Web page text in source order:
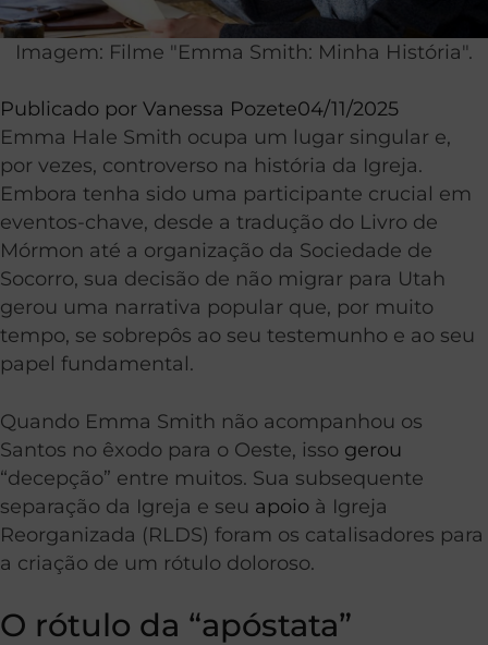
Imagem: Filme "Emma Smith: Minha História".
Publicado por Vanessa Pozete04/11/2025
Emma Hale Smith ocupa um lugar singular e,
por vezes, controverso na história da Igreja.
Embora tenha sido uma participante crucial em
eventos-chave, desde a tradução do Livro de
Mórmon até a organização da Sociedade de
Socorro, sua decisão de não migrar para Utah
gerou uma narrativa popular que, por muito
tempo, se sobrepôs ao seu testemunho e ao seu
papel fundamental.
Quando Emma Smith não acompanhou os
Santos no êxodo para o Oeste, isso gerou
“decepção” entre muitos. Sua subsequente
separação da Igreja e seu apoio à Igreja
Reorganizada (RLDS) foram os catalisadores para
a criação de um rótulo doloroso.
O rótulo da “apóstata”